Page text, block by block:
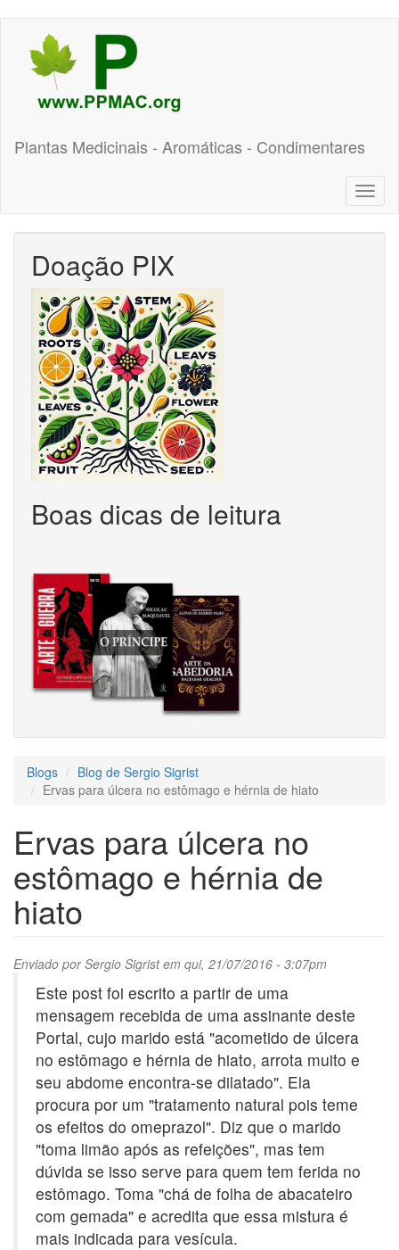
conteúdo
principal
Plantas Medicinais - Aromáticas - Condimentares
Doação PIX
Boas dicas de leitura
Blogs
Blog de Sergio Sigrist
Ervas para úlcera no estômago e hérnia de hiato
Ervas para úlcera no
estômago e hérnia de
hiato
Enviado porSergio Sigristem qui, 21/07/2016 - 3:07pm
Este post foi escrito a partir de uma
mensagem recebida de uma assinante deste
Portal, cujo marido está "acometido de úlcera
no estômago e hérnia de hiato, arrota muito e
seu abdome encontra-se dilatado". Ela
procura por um "tratamento natural pois teme
os efeitos do omeprazol". Diz que o marido
"toma limão após as refeições", mas tem
dúvida se isso serve para quem tem ferida no
estômago. Toma "chá de folha de abacateiro
com gemada" e acredita que essa mistura é
mais indicada para vesícula.